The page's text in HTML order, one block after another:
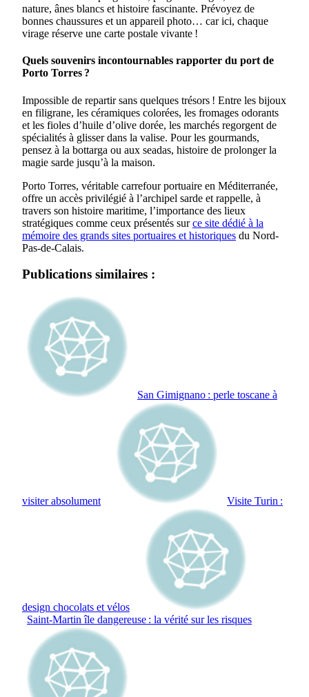
nature, ânes blancs et histoire fascinante. Prévoyez de
bonnes chaussures et un appareil photo… car ici, chaque
virage réserve une carte postale vivante !
Quels souvenirs incontournables rapporter du port de
Porto Torres ?
Impossible de repartir sans quelques trésors ! Entre les bijoux
en filigrane, les céramiques colorées, les fromages odorants
et les fioles d’huile d’olive dorée, les marchés regorgent de
spécialités à glisser dans la valise. Pour les gourmands,
pensez à la bottarga ou aux seadas, histoire de prolonger la
magie sarde jusqu’à la maison.
Porto Torres, véritable carrefour portuaire en Méditerranée,
offre un accès privilégié à l’archipel sarde et rappelle, à
travers son histoire maritime, l’importance des lieux
stratégiques comme ceux présentés surce site dédié à la
mémoire des grands sites portuaires et historiques du Nord-
Pas-de-Calais.
Publications similaires :
San Gimignano : perle toscane à
visiter absolument Visite Turin :
design chocolats et vélos
Saint‑Martin île dangereuse : la vérité sur les risques